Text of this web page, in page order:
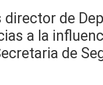
director de
a la
de